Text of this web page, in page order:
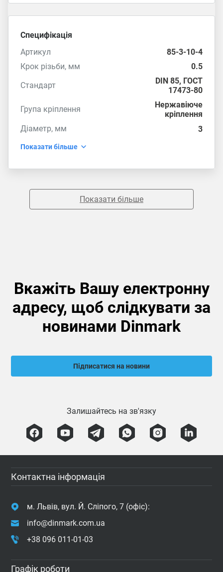
Специфікація
Артикул
85-3-10-4
Крок різьби, мм
0.5
Стандарт
DIN 85, ГОСТ
17473-80
Група кріплення
Нержавіюче
кріплення
Діаметр, мм
3
Показати більше
Показати більше
Вкажіть Вашу електронну
адресу, щоб слідкувати за
новинами Dinmark
Підписатися на новини
Залишайтесь на зв'язку
Контактна інформація
м. Львів, вул. Й. Сліпого, 7 (офіс):
info@dinmark.com.ua
+38 096 011-01-03
Графік роботи